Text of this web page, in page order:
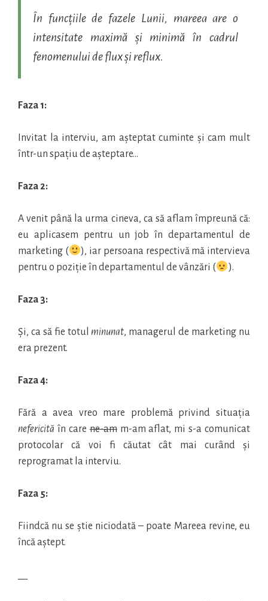
În funcțiile de fazele Lunii, mareea are o
intensitate maximă și minimă în cadrul
fenomenului de flux și reflux.
Faza 1:
Invitat la interviu, am așteptat cuminte și cam mult
într-un spațiu de așteptare…
Faza 2:
A venit până la urma cineva, ca să aflam împreună că:
eu aplicasem pentru un job în departamentul de
marketing (
), iar persoana respectivă mă intervieva
pentru o poziție în departamentul de vânzări (
).
Faza 3:
Și, ca să fie totul minunat, managerul de marketing nu
era prezent.
Faza 4:
Fără a avea vreo mare problemă privind situația
nefericită în carene-amm-am aflat, mi s-a comunicat
protocolar că voi fi căutat cât mai curând și
reprogramat la interviu.
Faza 5:
Fiindcă nu se știe niciodată – poate Mareea revine, eu
încă aștept.